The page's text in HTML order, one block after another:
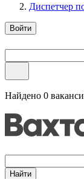
Диспетчер
Войти
Найдено 0
Найти